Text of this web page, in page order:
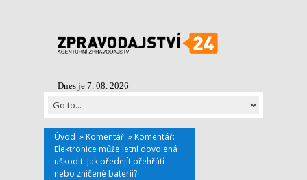
Dnes je 7. 08. 2026
Úvod » Komentář » Komentář:
Elektronice může letní dovolená
uškodit. Jak předejít přehřátí
nebo zničené baterii?